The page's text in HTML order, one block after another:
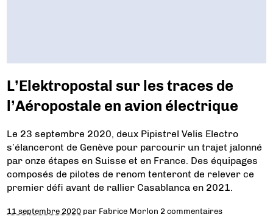
L’Elektropostal sur les traces de
l’Aéropostale en avion électrique
Le 23 septembre 2020, deux Pipistrel Velis Electro
s’élanceront de Genève pour parcourir un trajet jalonné
par onze étapes en Suisse et en France. Des équipages
composés de pilotes de renom tenteront de relever ce
premier défi avant de rallier Casablanca en 2021.
11 septembre 2020 par Fabrice Morlon 2 commentaires